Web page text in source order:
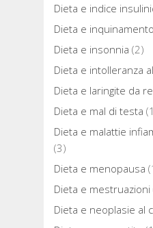
Dieta e indice
Dieta e inquinamento
Dieta e insonnia (2)
Dieta e intolleranza
Dieta e laringite da
Dieta e mal di testa
Dieta e malattie
(3)
Dieta e menopausa
Dieta e mestruazioni
Dieta e neoplasie al